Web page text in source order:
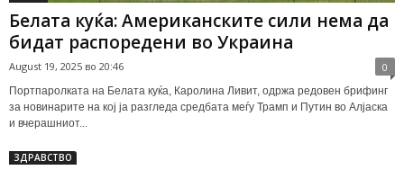
Белата куќа: Американските сили нема да
бидат распоредени во Украина
August 19, 2025 во 20:46 0
Портпаролката на Белата куќа, Каролина Ливит, одржа редовен брифинг
за новинарите на кој ја разгледа средбата меѓу Трамп и Путин во Алјаска
и вчерашниот...
ЗДРАВСТВО